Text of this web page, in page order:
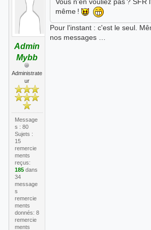
Admin
Mybb
Administrate
ur
Message
s : 80
Sujets :
15
remercie
ments
reçus:
185dans
34
message
s
remercie
ments
donnés: 8
remercie
ments
même !
Pour l'instant : c'est le seul.
nos messages …